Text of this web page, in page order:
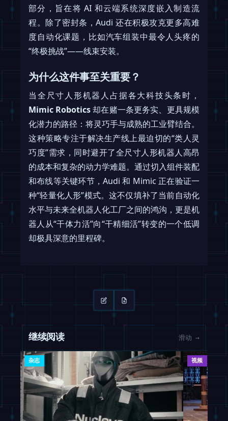
部分，旨在将 AI 和云端系统深度嵌入制造流
程。除了密封条，Audi 还在积极攻克更多高难
度自动化课题，比如汽车组装中最令人头疼的
“终极挑战”——线束安装。
为什么这件事至关重要？
当全尺寸人形机器人占据各大科技头条时，
Mimic Robotics却在赌一条更务实、更具规模
化潜力的路径：将灵巧手与成熟的工业臂结合。
这种策略专注于解决生产线上最迫切的“类人灵
巧度”需求，同时避开了全尺寸人形机器人高昂
的成本和复杂的动力学难题。通过切入组件装配
和布线等关键环节，Audi 和 Mimic 正在验证一
种“轻量化人形”模式。这不仅填补了当前自动化
水平与未来全机器人化工厂之间的鸿沟，更是机
器人从“干体力活”向“干精细活”转变的一个低调
却极具深意的里程碑。
继续阅读 滑动 →
杂志 视频